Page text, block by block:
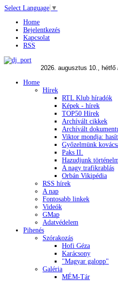
Select Language ▼
Home
Bejelentkezés
Kapcsolat
RSS
Home
Hírek
RTL Klub híradók
Képek - hírek
TOP50 Hírek
Archívált cikkek
Archívált
Viktor mondja:
Győzelmünk
Paks II.
Hazudjunk
A nagy trafikrablás
Orbán Vikipédia
RSS hírek
A nap
Fontosabb linkek
Videók
GMap
Adatvédelem
Pihenés
Szórakozás
Hofi Géza
Karácsony
"Magyar galopp"
Galéria
MÉM-Tár